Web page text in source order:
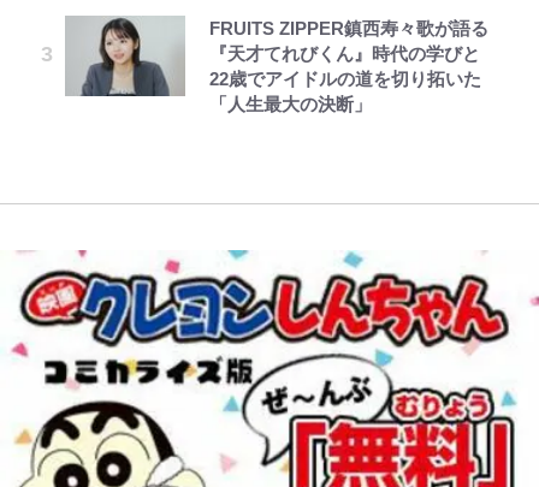
FRUITS ZIPPER鎮西寿々歌が語る
『天才てれびくん』時代の学びと
22歳でアイドルの道を切り拓いた
「人生最大の決断」
ZZ』いまだ語り継がれる「伝説の
トンデモシーン」 「Zザク」に
「謎の光」も…
｢お土産最高すぎ笑｣｢どうやって入
手？｣ブライトン帰還の三笘薫、同
僚に“ポケカ”をプレゼント！｢薫の
笑顔見れてよかった｣｢大喜びのリ
ちゃモテる」 年収7億円・お洒落・
包容力…超愛される日本代表
【夏は涼しい長野で「車中泊」旅】
良質な湯は “山の恵み”！ 満足度を
上げてくれる「温泉付きRVパー
ク」おすすめ3選